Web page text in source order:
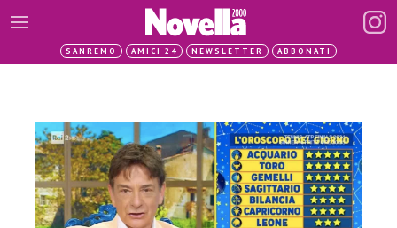
SANREMO AMICI 24 NEWSLETTER ABBONATI